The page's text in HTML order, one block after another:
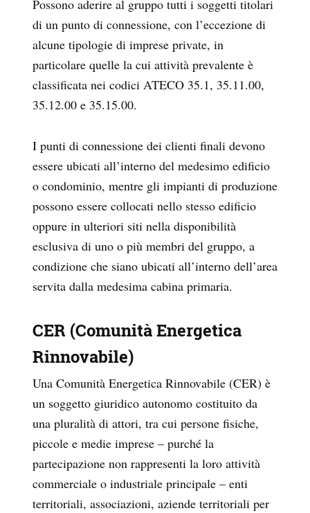
Possono aderire al gruppo tutti i soggetti titolari
di un punto di connessione, con l’eccezione di
alcune tipologie di imprese private, in
particolare quelle la cui attività prevalente è
classificata nei codici ATECO 35.1, 35.11.00,
35.12.00 e 35.15.00.
I punti di connessione dei clienti finali devono
essere ubicati all’interno del medesimo edificio
o condominio, mentre gli impianti di produzione
possono essere collocati nello stesso edificio
oppure in ulteriori siti nella disponibilità
esclusiva di uno o più membri del gruppo, a
condizione che siano ubicati all’interno dell’area
servita dalla medesima cabina primaria.
CER (Comunità Energetica
Rinnovabile)
Una Comunità Energetica Rinnovabile (CER) è
un soggetto giuridico autonomo costituito da
una pluralità di attori, tra cui persone fisiche,
piccole e medie imprese – purché la
partecipazione non rappresenti la loro attività
commerciale o industriale principale – enti
territoriali, associazioni, aziende territoriali per